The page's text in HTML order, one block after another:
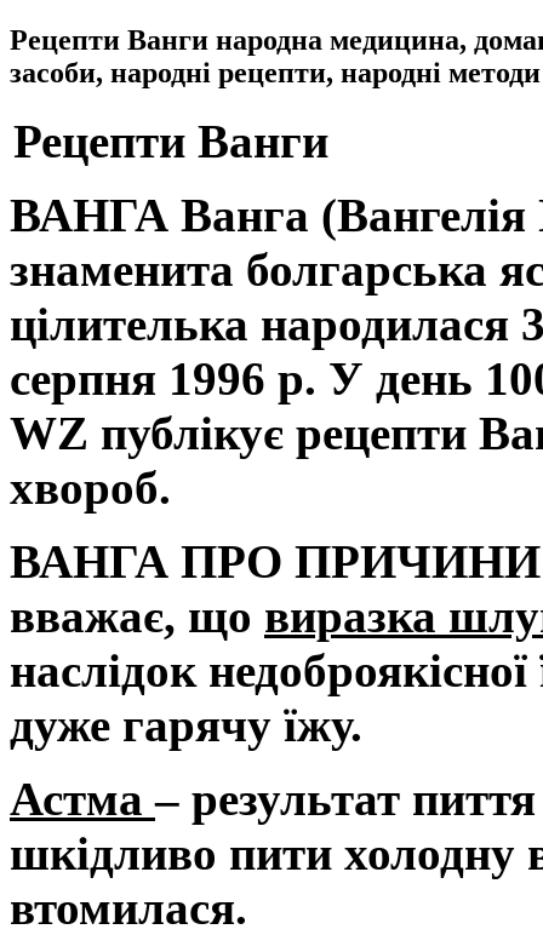
Рецепти Ванги народна медицина,
засоби, народні рецепти, народні методи
Рецепти Ванги
ВАНГА Ванга
знаменита болгарська
цілителька народилася
серпня 1996 р. У день
WZ публікує рецепти
хвороб.
ВАНГА ПРО
вважає, що виразка
наслідок
дуже гарячу їжу.
Астма– результат
шкідливо пити
втомилася.